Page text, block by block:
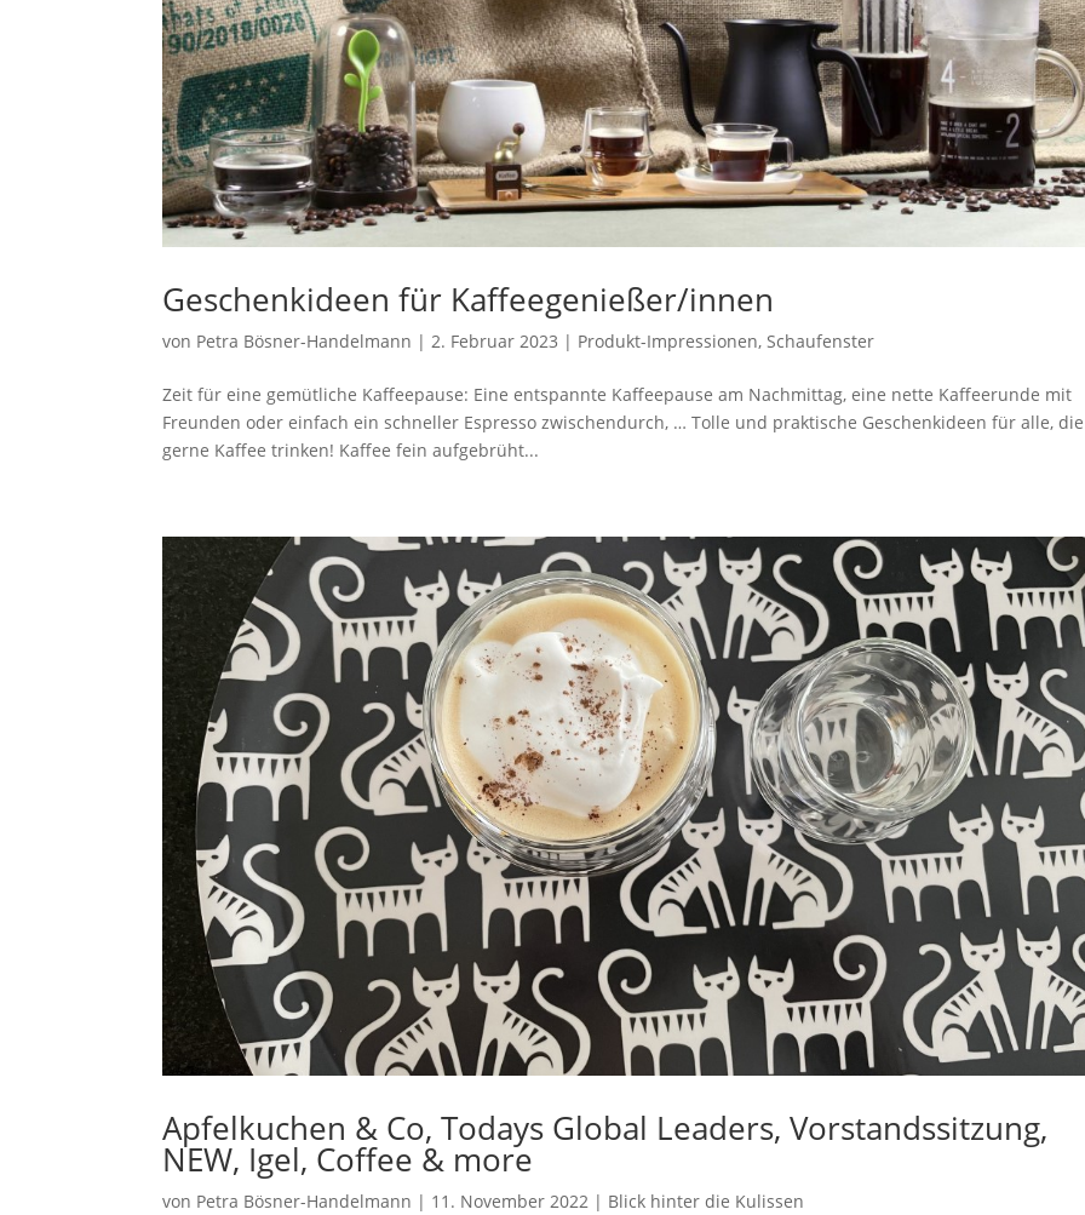
Geschenkideen für Kaffeegenießer/innen
von Petra Bösner-Handelmann |2. Februar 2023 | Produkt-Impressionen,Schaufenster
Zeit für eine gemütliche Kaffeepause: Eine entspannte Kaffeepause am Nachmittag, eine nette Kaffeerunde mit
Freunden oder einfach ein schneller Espresso zwischendurch, … Tolle und praktische Geschenkideen für alle, die
gerne Kaffee trinken! Kaffee fein aufgebrüht...
Apfelkuchen & Co, Todays Global Leaders, Vorstandssitzung,
NEW, Igel, Coffee & more
von Petra Bösner-Handelmann | 11. November 2022 | Blick hinter die Kulissen